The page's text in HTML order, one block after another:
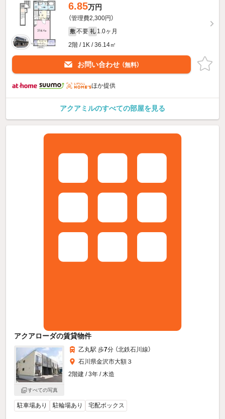
6.85万円
（管理費2,300円）
敷 不要 礼 1.0ヶ月
2階 / 1K / 36.14㎡
お問い合わせ （無料）
ほか提供
アクアミルのすべての部屋を見る
アクアローダの賃貸物件
すべての写真
乙丸駅 歩7分 （北鉄石川線）
石川県金沢市大額３
2階建 / 3年 / 木造
駐車場あり 駐輪場あり 宅配ボックス